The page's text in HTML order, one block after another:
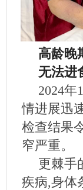
高龄晚
无法进
2024
情进展迅
检查结果
窄严重。
更棘手
疾病,身体